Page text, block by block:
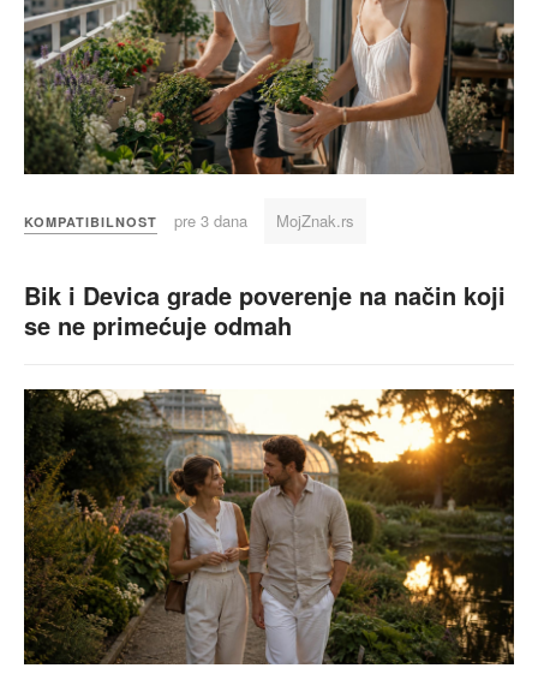
KOMPATIBILNOST pre 3 dana MojZnak.rs
Bik i Devica grade poverenje na način koji
se ne primećuje odmah